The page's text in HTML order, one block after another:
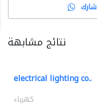
شارك
نتائج مشابهة
electrical lighting co..
كهرباء